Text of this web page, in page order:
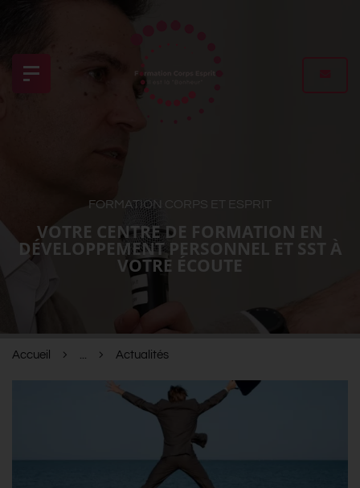
FORMATION CORPS ET ESPRIT
VOTRE CENTRE DE FORMATION EN
DÉVELOPPEMENT PERSONNEL ET SST À
VOTRE ÉCOUTE
Accueil Actualités